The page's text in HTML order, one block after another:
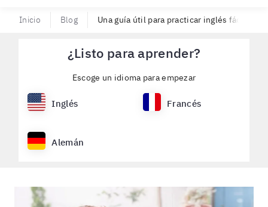
Inicio Blog Una guía útil para practicar inglés fácil
¿Listo para aprender?
Escoge un idioma para empezar
Inglés Francés
Alemán